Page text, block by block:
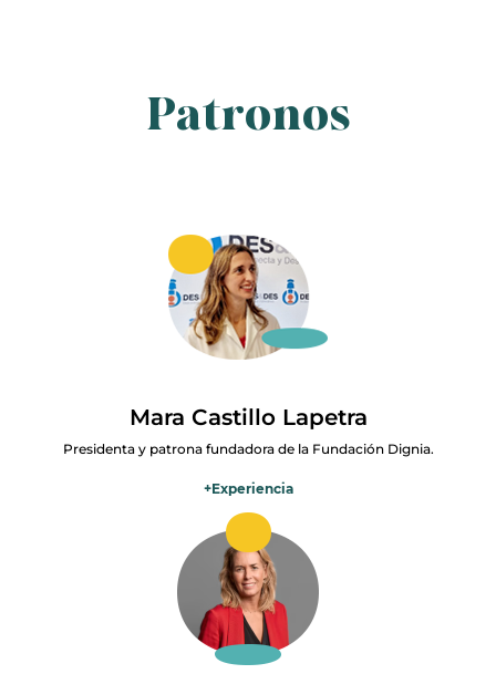
Patronos
Mara Castillo Lapetra
Presidenta y patrona fundadora de la Fundación Dignia.
+Experiencia
He trabajado como enfermera hospitalaria, enfermera escolar y en
la Fundación Mashumano. En el año 2011 decidí fundar Desconecta
y Descansa para poder ofrecer los servicios de enfermería a
domicilio. Gracias a su experiencia de estos años, he sido más
consciente de la necesidad de fomentar y ofrecer unos cuidados
paliativos profesionales y basados en la defensa de la dignidad de la
persona.